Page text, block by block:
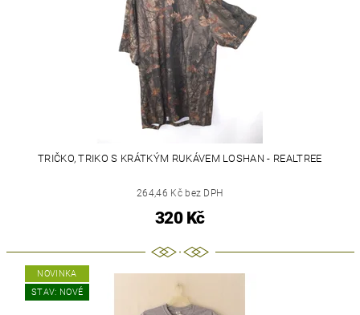
TRIČKO, TRIKO S KRÁTKÝM RUKÁVEM LOSHAN - REALTREE
264,46 Kč bez DPH
320 Kč
NOVINKA
STAV: NOVÉ